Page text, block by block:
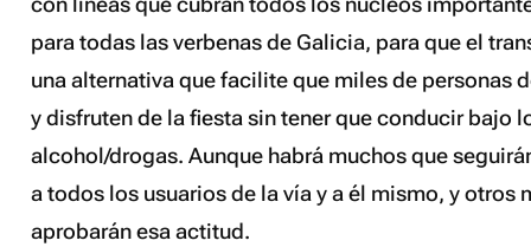
para todas las verbenas de Galicia, para que el
una alternativa que facilite que miles de personas
y disfruten de la fiesta sin tener que conducir bajo
alcohol/drogas. Aunque habrá muchos que
a todos los usuarios de la vía y a él mismo, y otros
aprobarán esa actitud.